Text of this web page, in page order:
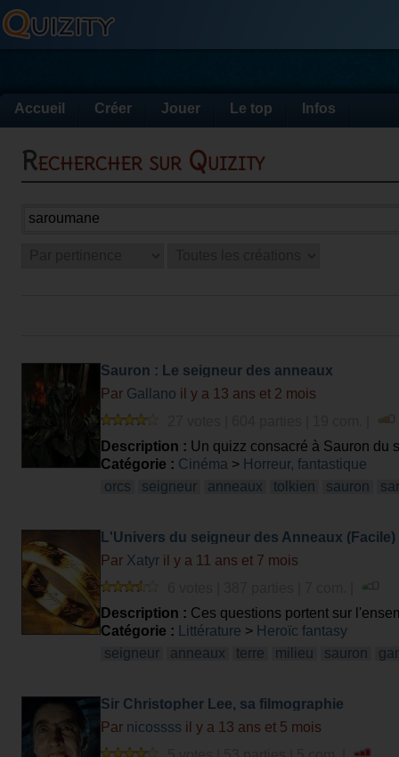
Accueil Créer Jouer Le top Infos
Rechercher sur Quizity
Sauron : Le seigneur des anneaux
Par Gallano il y a 13 ans et 2 mois
Description : Un quizz consacré à Sauron du
Catégorie : Cinéma > Horreur, fantastique
orcs
seigneur anneaux tolkien sauron
L'Univers du seigneur des Anneaux (Facile)
Par Xatyr il y a 11 ans et 7 mois
Description : Ces questions portent sur
sur tout l'Univers du Seigneur des Anneaux.
Catégorie : Littérature > Heroïc fantasy
seigneur
anneaux terre milieu sauron
Sir Christopher Lee, sa filmographie
Par nicossss il y a 13 ans et 5 mois